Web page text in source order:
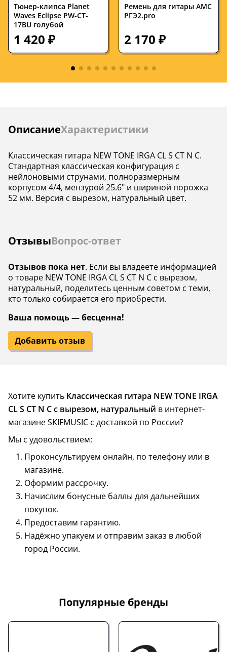
Количество ладов
19
Ширина верхнего
порожка, мм
Цвет корпуса натуральный
натуральный
производства
Верхняя дека —
Нижняя дека
—
Whitewood
Обечайка
—
Whitewood
Гриф
—
цедер
Тюнер-клипса Planet
Waves Eclipse PW-CT-
17BU голубой
1 420 ₽
Ремень для гитары АМС
РГЭ2.pro
2 170 ₽
ОписаниеХарактеристики
Инструкции
Классическая гитара NEW TONE IRGA CL S CT N C.
Стандартная классическая конфигурация с
нейлоновыми струнами, полноразмерным
корпусом 4/4, мензурой 25.6" и шириной порожка
52 мм. Версия с вырезом, натуральный цвет.
ОтзывыВопрос-ответ
Отзывов пока нет. Если вы владеете информацией
о товаре NEW TONE IRGA CL S CT N C с вырезом,
натуральный, поделитесь ценным советом с теми,
кто только собирается его приобрести.
Ваша помощь — бесценна!
Добавить отзыв
Хотите купить Классическая гитара NEW TONE IRGA
CL S CT N C с вырезом, натуральный в интернет-
магазине SKIFMUSIC с доставкой по России?
Мы с удовольствием:
Проконсультируем онлайн, по телефону или в
магазине.
Оформим рассрочку.
Начислим бонусные баллы для дальнейших
покупок.
Предоставим гарантию.
Надёжно упакуем и отправим заказ в любой
город России.
Популярные бренды